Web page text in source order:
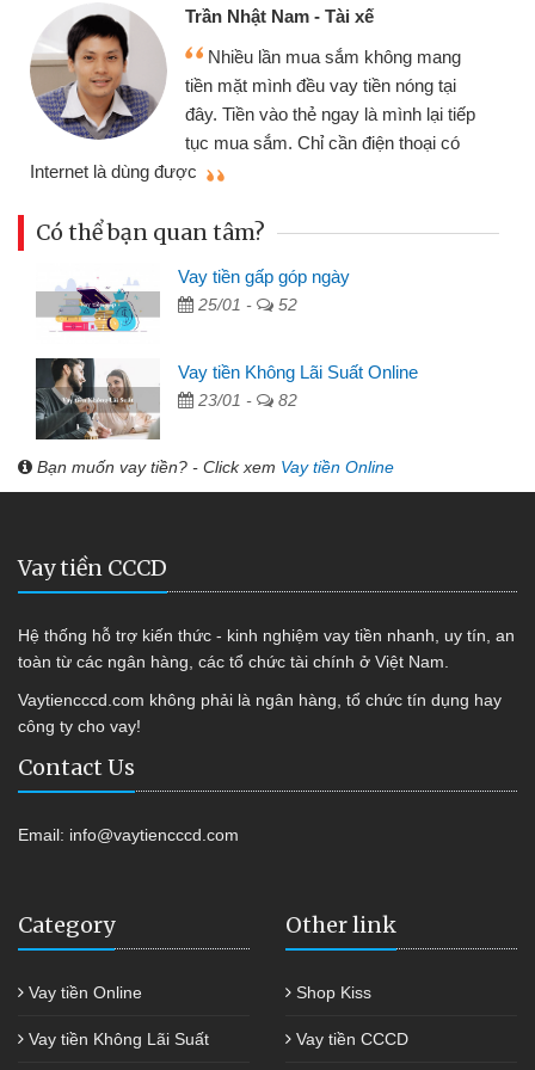
Cấn Văn Lực - Tạp hóa
Tôi kinh doanh buôn bán nhỏ lẻ
nhiều lúc cần vốn nhập hàng, nhờ biết
đến website qua bạn bè giới thiệu tôi
đã giải quyết được công việc của
Có thể bạn quan tâm?
Vay tiền gấp góp ngày
25/01 - 52
Vay tiền Không Lãi Suất Online
23/01 - 82
Bạn muốn vay tiền? - Click xem Vay tiền Online
Vay tiền CCCD
Hệ thống hỗ trợ kiến thức - kinh nghiệm vay tiền nhanh, uy tín, an
toàn từ các ngân hàng, các tổ chức tài chính ở Việt Nam.
Vaytiencccd.com không phải là ngân hàng, tổ chức tín dụng hay
công ty cho vay!
Contact Us
Email: info@vaytiencccd.com
Category
Vay tiền Online
Vay tiền Không Lãi Suất
Other link
Shop Kiss
Vay tiền CCCD